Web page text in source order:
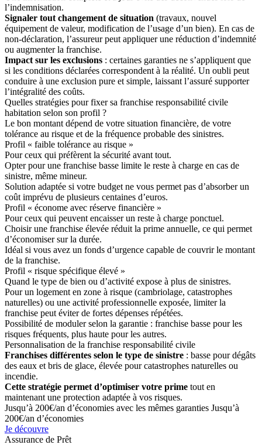
l’indemnisation.
Signaler tout changement de situation (travaux, nouvel
équipement de valeur, modification de l’usage d’un bien). En cas de
non-déclaration, l’assureur peut appliquer une réduction d’indemnité
ou augmenter la franchise.
Impact sur les exclusions : certaines garanties ne s’appliquent que
si les conditions déclarées correspondent à la réalité. Un oubli peut
conduire à une exclusion pure et simple, laissant l’assuré supporter
l’intégralité des coûts.
Quelles stratégies pour fixer sa franchise responsabilité civile
habitation selon son profil ?
Le bon montant dépend de votre situation financière, de votre
tolérance au risque et de la fréquence probable des sinistres.
Profil « faible tolérance au risque »
Pour ceux qui préfèrent la sécurité avant tout.
Opter pour une franchise basse limite le reste à charge en cas de
sinistre, même mineur.
Solution adaptée si votre budget ne vous permet pas d’absorber un
coût imprévu de plusieurs centaines d’euros.
Profil « économe avec réserve financière »
Pour ceux qui peuvent encaisser un reste à charge ponctuel.
Choisir une franchise élevée réduit la prime annuelle, ce qui permet
d’économiser sur la durée.
Idéal si vous avez un fonds d’urgence capable de couvrir le montant
de la franchise.
Profil « risque spécifique élevé »
Quand le type de bien ou d’activité expose à plus de sinistres.
Pour un logement en zone à risque (cambriolage, catastrophes
naturelles) ou une activité professionnelle exposée, limiter la
franchise peut éviter de fortes dépenses répétées.
Possibilité de moduler selon la garantie : franchise basse pour les
risques fréquents, plus haute pour les autres.
Personnalisation de la franchise responsabilité civile
Franchises différentes selon le type de sinistre : basse pour dégâts
des eaux et bris de glace, élevée pour catastrophes naturelles ou
incendie.
Cette stratégie permet d’optimiser votre prime tout en
maintenant une protection adaptée à vos risques.
Jusqu’à 200€/an d’économies avec les mêmes garanties Jusqu’à
200€/an d’économies
Je découvre
Assurance de Prêt